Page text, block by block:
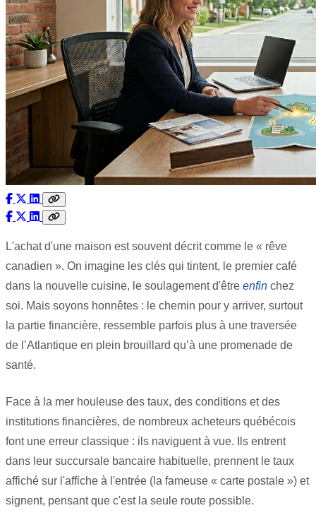
L'achat d'une maison est souvent décrit comme le « rêve
canadien ». On imagine les clés qui tintent, le premier café
dans la nouvelle cuisine, le soulagement d'être enfin chez
soi. Mais soyons honnêtes : le chemin pour y arriver, surtout
la partie financière, ressemble parfois plus à une traversée
de l’Atlantique en plein brouillard qu’à une promenade de
santé.
Face à la mer houleuse des taux, des conditions et des
institutions financières, de nombreux acheteurs québécois
font une erreur classique : ils naviguent à vue. Ils entrent
dans leur succursale bancaire habituelle, prennent le taux
affiché sur l'affiche à l'entrée (la fameuse « carte postale ») et
signent, pensant que c'est la seule route possible.